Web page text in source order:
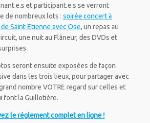
et participant.e.s se verront
de nombreux lots : soirée concert à
de Saint-Etienne avec Ose, un repas au
une nuit au Flâneur, des DVDs et
seront ensuite exposées de façon
dans les trois lieux, pour partager avec
nombre VOTRE regard sur celles et
font la Guillotière.
le réglement complet en ligne !